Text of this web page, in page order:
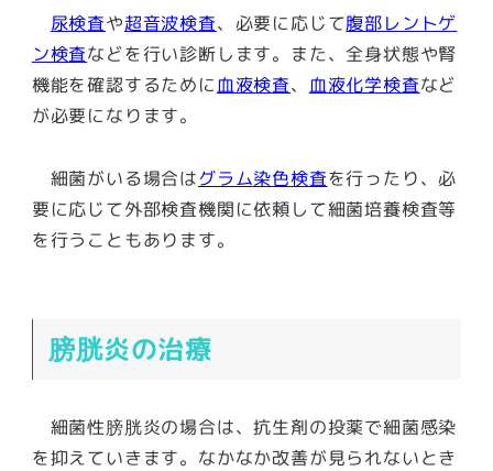
尿検査や超音波検査、必要に応じて腹部レントゲ
ン検査などを行い診断します。また、全身状態や腎
機能を確認するために血液検査、 血液化学検査など
が必要になります。
細菌がいる場合はグラム染色検査を行ったり、必
要に応じて外部検査機関に依頼して細菌培養検査等
を行うこともあります。
膀胱炎の治療
細菌性膀胱炎の場合は、抗生剤の投薬で細菌感染
を抑えていきます。なかなか改善が見られないとき